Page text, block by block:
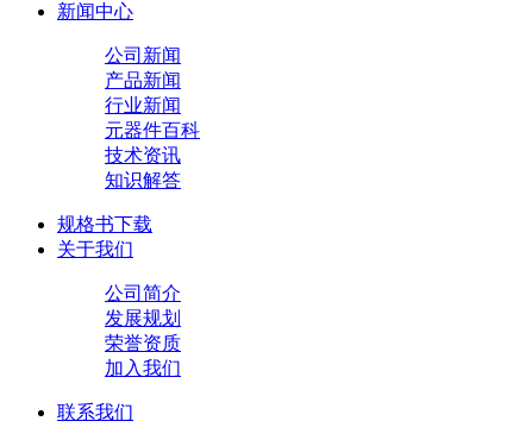
新闻中心
公司新闻
产品新闻
行业新闻
元器件百科
技术资讯
知识解答
规格书下载
关于我们
公司简介
发展规划
荣誉资质
加入我们
联系我们